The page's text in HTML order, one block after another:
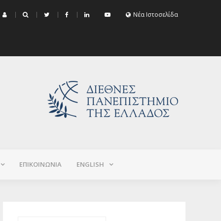
Εξεταστικής Σεπτεμβρίου 2026 (Χειμερινό+Εαρινό 2025-2026)
Νέα Ιστοσελίδα
ΕΠΙΚΟΙΝΩΝΙΑ ΕNGLISH